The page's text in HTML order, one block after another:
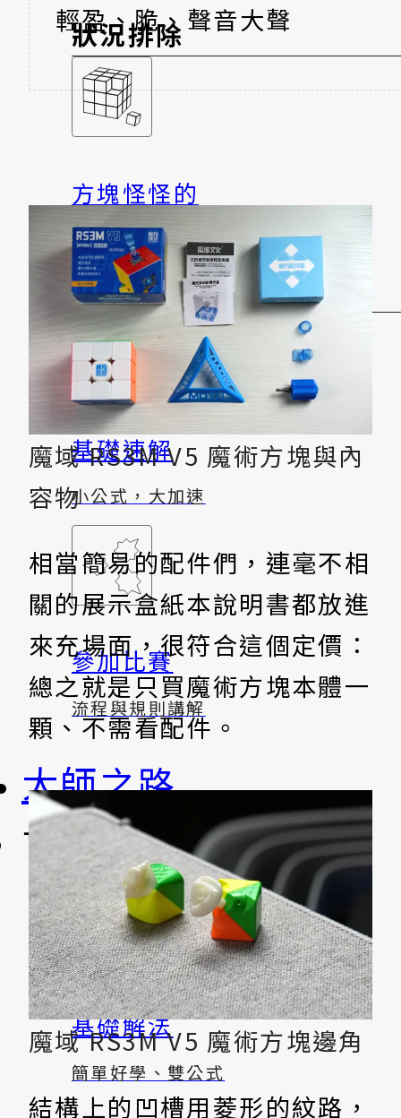
狀況排除
方塊怪怪的
不能復原、爆開?
想變更強！
基礎速解
小公式，大加速
參加比賽
流程與規則講解
大師之路
盲解
基礎解法
簡單好學、雙公式
輕盈、脆、聲音大聲
魔域 RS3M V5 魔術方塊與內
容物
相當簡易的配件們，連毫不相
關的展示盒紙本說明書都放進
來充場面，很符合這個定價：
總之就是只買魔術方塊本體一
顆、不需看配件。
魔域 RS3M V5 魔術方塊邊角
結構上的凹槽用菱形的紋路，